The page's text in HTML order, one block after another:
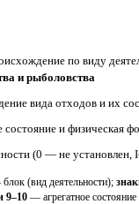
по виду
и рыболовства
вида отходов и их
состояние и физическая
(0 — не установлен,
(вид деятельности);
9–10 — агрегатное